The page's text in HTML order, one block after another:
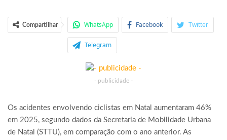
Compartilhar WhatsApp Facebook Twitter
Telegram
- publicidade -
Os acidentes envolvendo ciclistas em Natal aumentaram 46%
em 2025, segundo dados da Secretaria de Mobilidade Urbana
de Natal (STTU), em comparação com o ano anterior. As